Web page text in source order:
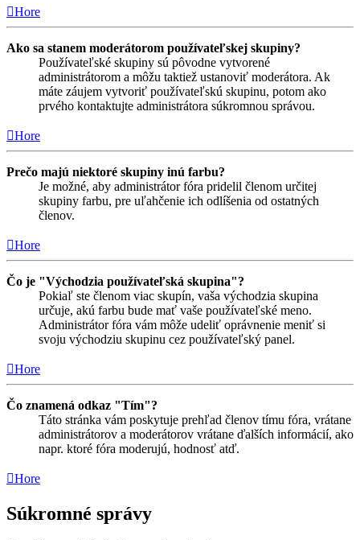
Hore
Ako sa stanem moderátorom používateľskej skupiny?
Používateľské skupiny sú pôvodne vytvorené
administrátorom a môžu taktiež ustanoviť moderátora. Ak
máte záujem vytvoriť používateľskú skupinu, potom ako
prvého kontaktujte administrátora súkromnou správou.
Hore
Prečo majú niektoré skupiny inú farbu?
Je možné, aby administrátor fóra pridelil členom určitej
skupiny farbu, pre uľahčenie ich odlíšenia od ostatných
členov.
Hore
Čo je "Východzia používateľská skupina"?
Pokiaľ ste členom viac skupín, vaša východzia skupina
určuje, akú farbu bude mať vaše používateľské meno.
Administrátor fóra vám môže udeliť oprávnenie meniť si
svoju východziu skupinu cez používateľský panel.
Hore
Čo znamená odkaz "Tím"?
Táto stránka vám poskytuje prehľad členov tímu fóra, vrátane
administrátorov a moderátorov vrátane ďalších informácií, ako
napr. ktoré fóra moderujú, hodnosť atď.
Hore
Súkromné správy